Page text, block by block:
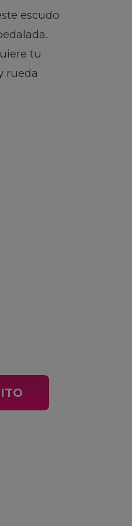
escudo
tu
rueda
2024 GEN2 cantidad